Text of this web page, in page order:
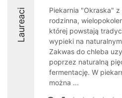
Laureaci
Piekarnia "Okraska"
rodzinna,
której powstają
wypieki na
Zakwas do chleba
poprzez naturalną
fermentację. W
można ...